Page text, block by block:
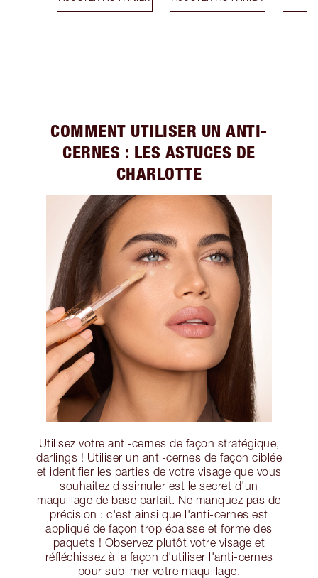
COMMENT UTILISER UN ANTI-
CERNES : LES ASTUCES DE
CHARLOTTE
Utilisez votre anti-cernes de façon stratégique,
darlings ! Utiliser un anti-cernes de façon ciblée
et identifier les parties de votre visage que vous
souhaitez dissimuler est le secret d'un
maquillage de base parfait. Ne manquez pas de
précision : c'est ainsi que l'anti-cernes est
appliqué de façon trop épaisse et forme des
paquets ! Observez plutôt votre visage et
réfléchissez à la façon d'utiliser l'anti-cernes
pour sublimer votre maquillage.